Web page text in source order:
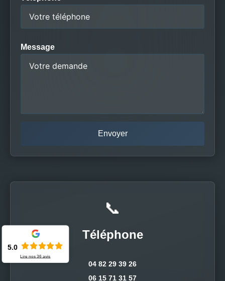
Message
📞
Téléphone
04 82 29 39 26
06 15 71 31 57
5.0
Lire nos36 avis